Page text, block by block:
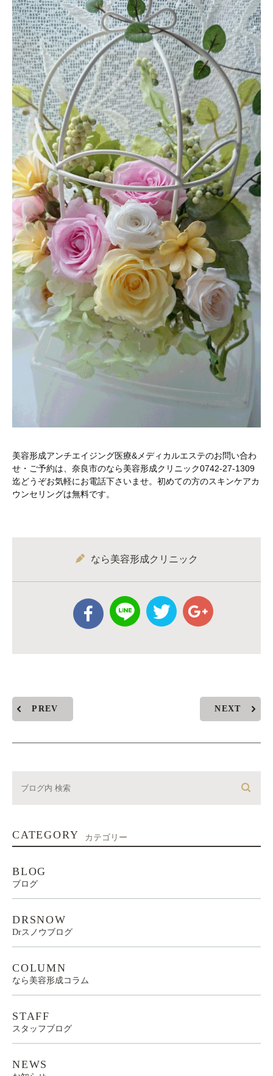
美容形成アンチエイジング医療&メディカルエステのお問い合わ
せ・ご予約は、奈良市のなら美容形成クリニック0742-27-1309
迄どうぞお気軽にお電話下さいませ。初めての方のスキンケアカ
ウンセリングは無料です。
なら美容形成クリニック
PREV NEXT
CATEGORY カテゴリー
BLOG
ブログ
DRSNOW
Drスノウブログ
COLUMN
なら美容形成コラム
STAFF
スタッフブログ
NEWS